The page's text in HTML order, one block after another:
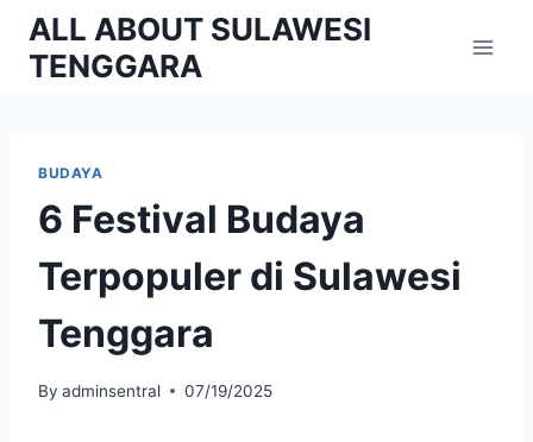
Skip
content
ALL ABOUT SULAWESI
TENGGARA
BUDAYA
6 Festival Budaya
Terpopuler di Sulawesi
Tenggara
By adminsentral 07/19/2025